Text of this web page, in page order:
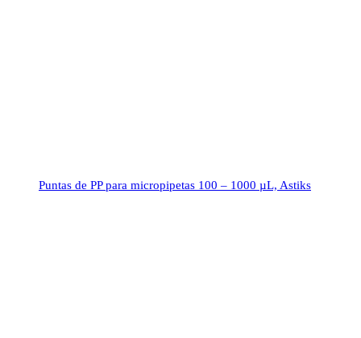
Puntas de PP para micropipetas 100 – 1000 µL, Astiks